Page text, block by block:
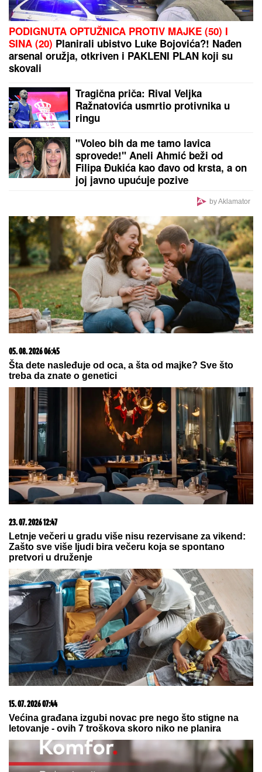
VELIKA RADOST U DOMU:
svet donela sina, a njegovo ime ima posebno
značenje
Srbin dobio kaznu u Grčkoj, pa
nastao haos: Jedni tvrde "ne plaćaj",
drugi upozoravaju na ozbiljne
posledice!
Svi su verovali da se unakazila zbog
Anđeline Džoli: Tvrdila da je imala 50
operacija, a istina je šokirala
milione!
PODIGNUTA OPTUŽNICA PROTIV MAJKE (50) I
SINA (20)
Planirali ubistvo Luke Bojovića?! Nađen
arsenal oružja, otkriven i PAKLENI PLAN koji su
skovali
Tragična priča: Rival Veljka
Ražnatovića usmrtio protivnika u
"Voleo bih da me tamo lavica
sprovede!" Aneli Ahmić beži od
Filipa Đukića kao đavo od krsta, a on
joj javno upućuje pozive
by Aklamator
05. 08. 2026 06:45
Šta dete nasleđuje od oca, a šta od majke? Sve što
treba da znate o genetici